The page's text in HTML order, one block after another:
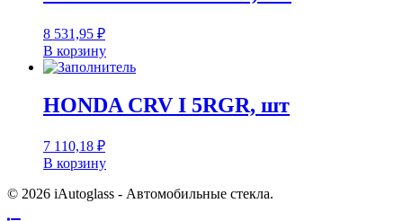
8 531,95 ₽
В корзину
HONDA CRV I 5RGR, шт
7 110,18 ₽
В корзину
© 2026 iAutoglass - Автомобильные стекла.